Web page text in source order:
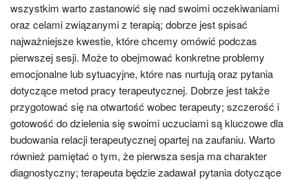
wszystkim warto zastanowić się nad swoimi oczekiwaniami
oraz celami związanymi z terapią; dobrze jest spisać
najważniejsze kwestie, które chcemy omówić podczas
pierwszej sesji. Może to obejmować konkretne problemy
emocjonalne lub sytuacyjne, które nas nurtują oraz pytania
dotyczące metod pracy terapeutycznej. Dobrze jest także
przygotować się na otwartość wobec terapeuty; szczerość i
gotowość do dzielenia się swoimi uczuciami są kluczowe dla
budowania relacji terapeutycznej opartej na zaufaniu. Warto
również pamiętać o tym, że pierwsza sesja ma charakter
diagnostyczny; terapeuta będzie zadawał pytania dotyczące